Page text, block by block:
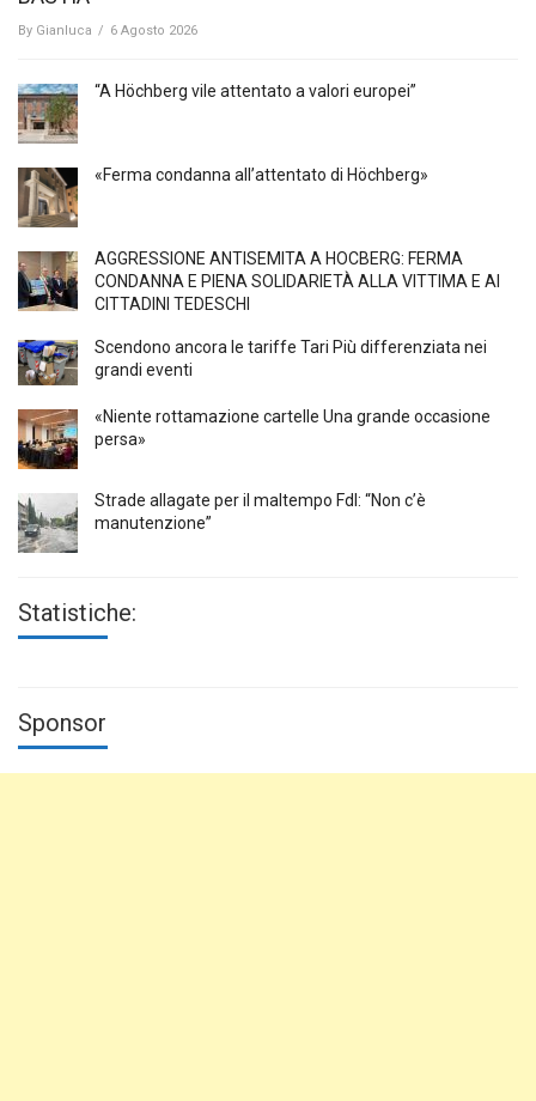
By Gianluca / 6 Agosto 2026
“A Höchberg vile attentato a valori europei”
«Ferma condanna all’attentato di Höchberg»
AGGRESSIONE ANTISEMITA A HÖCBERG: FERMA
CONDANNA E PIENA SOLIDARIETÀ ALLA VITTIMA E AI
CITTADINI TEDESCHI
Scendono ancora le tariffe Tari Più differenziata nei
grandi eventi
«Niente rottamazione cartelle Una grande occasione
persa»
Strade allagate per il maltempo FdI: “Non c’è
manutenzione”
Statistiche:
Sponsor